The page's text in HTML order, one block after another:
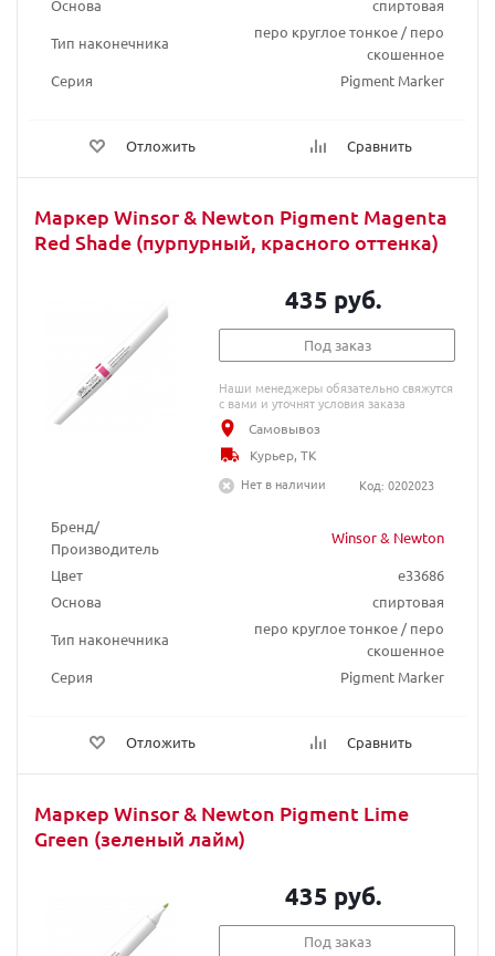
Основа
спиртовая
Тип наконечника
перо круглое тонкое / перо
скошенное
Серия
Pigment Marker
Отложить Сравнить
Маркер Winsor & Newton Pigment Magenta
Red Shade (пурпурный, красного оттенка)
Бренд/
Производитель
Winsor & Newton
Цвет
e33686
Основа
спиртовая
Тип наконечника
перо круглое тонкое / перо
скошенное
Серия
Pigment Marker
Отложить Сравнить
435 руб.
Под заказ
Наши менеджеры обязательно свяжутся
с вами и уточнят условия заказа
Самовывоз
Курьер, ТК
Нет в наличии
Код: 0202023
Маркер Winsor & Newton Pigment Lime
Green (зеленый лайм)
435 руб.
Под заказ